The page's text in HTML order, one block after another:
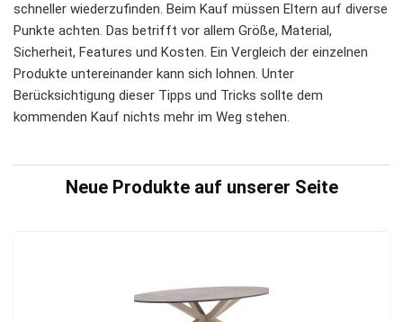
schneller wiederzufinden. Beim Kauf müssen Eltern auf diverse
Punkte achten. Das betrifft vor allem Größe, Material,
Sicherheit, Features und Kosten. Ein Vergleich der einzelnen
Produkte untereinander kann sich lohnen. Unter
Berücksichtigung dieser Tipps und Tricks sollte dem
kommenden Kauf nichts mehr im Weg stehen.
Neue Produkte auf unserer Seite